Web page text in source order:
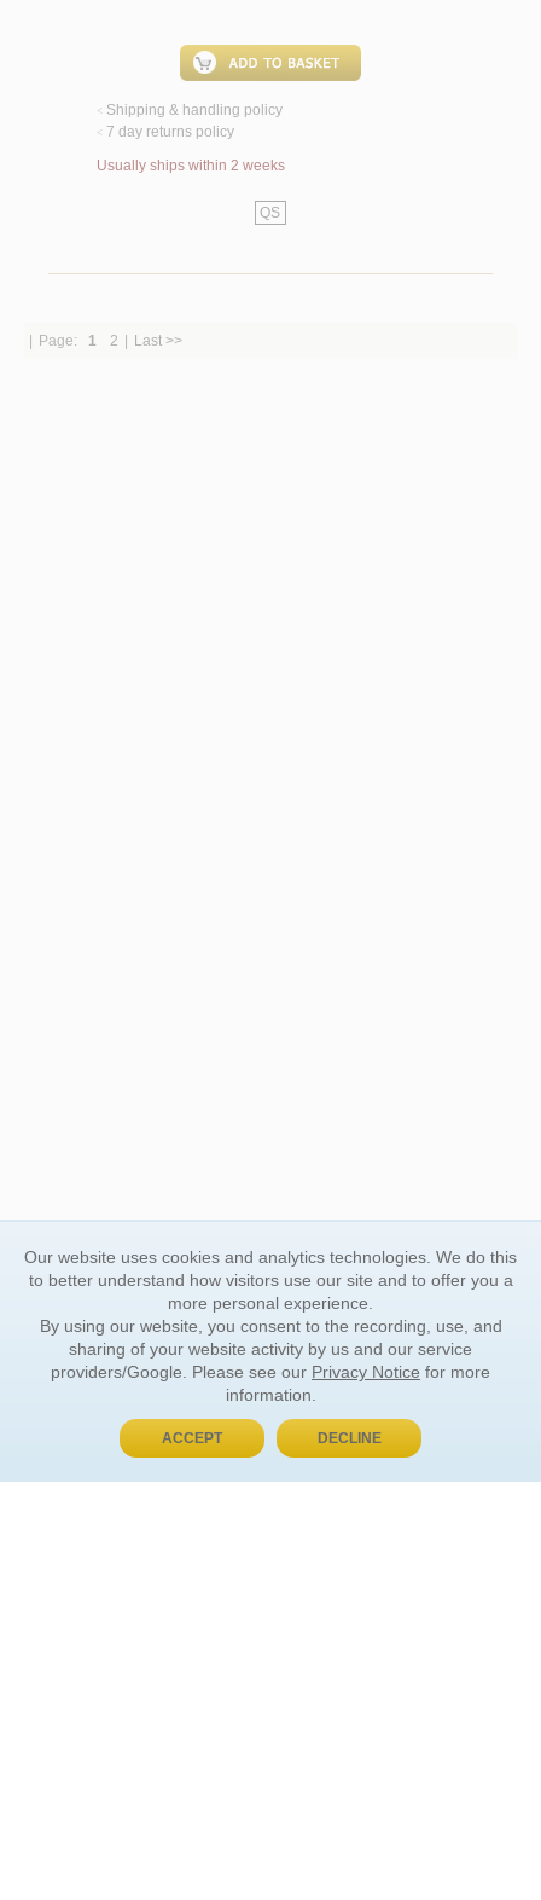
< Shipping & handling policy
< 7 day returns policy
Usually ships within 2 weeks
QS
Page: 1 2 Last >>
BUY NOW, PAY LATER
Our website uses cookies and analytics technologies. We do this
to better understand how visitors use our site and to offer you a
more personal experience.
By using our website, you consent to the recording, use, and
sharing of your website activity by us and our service
providers/Google. Please see our Privacy Notice for more
information.
ACCEPT DECLINE